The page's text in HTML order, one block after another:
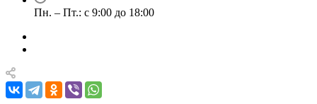
Пн. – Пт.: с 9:00 до 18:00